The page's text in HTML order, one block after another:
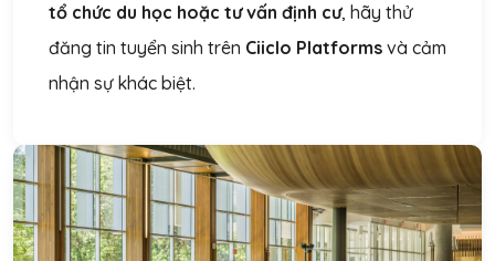
tổ chức du học hoặc tư vấn định cư, hãy thử
đăng tin tuyển sinh trên Ciiclo Platforms và cảm
nhận sự khác biệt.